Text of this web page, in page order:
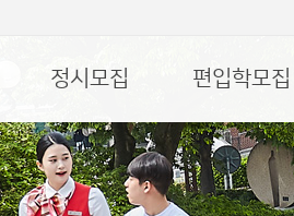
정시모집 편입학모집